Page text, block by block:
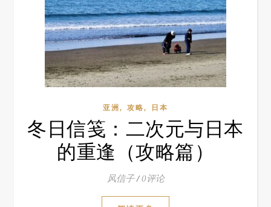
亚洲, 攻略, 日本
冬日信笺：二次元与日本
的重逢（攻略篇）
风信子 / 0评论